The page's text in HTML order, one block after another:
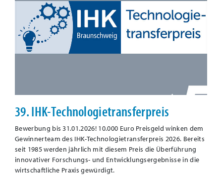
39. IHK-Technologietransferpreis
Bewerbung bis 31.01.2026! 10.000 Euro Preisgeld winken dem
Gewinnerteam des IHK-Technologietransferpreis 2026. Bereits
seit 1985 werden jährlich mit diesem Preis die Überführung
innovativer Forschungs- und Entwicklungsergebnisse in die
wirtschaftliche Praxis gewürdigt.